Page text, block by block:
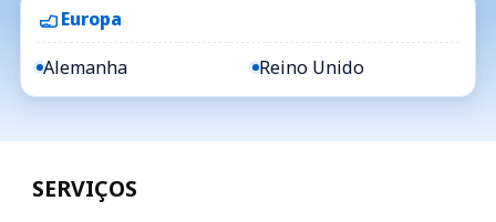
Europa
Alemanha Reino Unido
SERVIÇOS